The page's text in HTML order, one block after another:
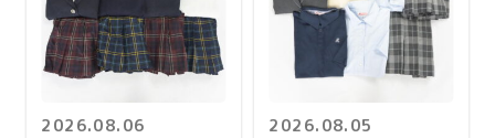
2026.08.06 2026.08.05